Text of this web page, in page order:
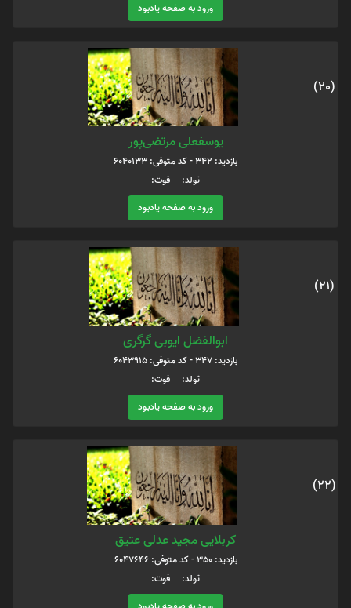
ورود به صفحه یادبود
(20)
یوسفعلی مرتضی‌پور
بازدید: 342 - کد متوفی: 6040133
تولد: فوت:
ورود به صفحه یادبود
(21)
ابوالفضل ایوبی گرگری
بازدید: 347 - کد متوفی: 6043915
تولد: فوت:
ورود به صفحه یادبود
(22)
کربلایی مجید عدلی عتیق
بازدید: 350 - کد متوفی: 6047646
تولد: فوت: